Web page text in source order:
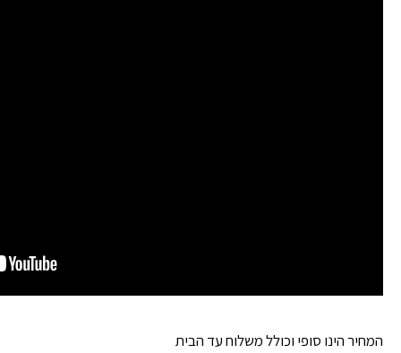
המחיר הינו סופי וכולל משלוח עד הבית